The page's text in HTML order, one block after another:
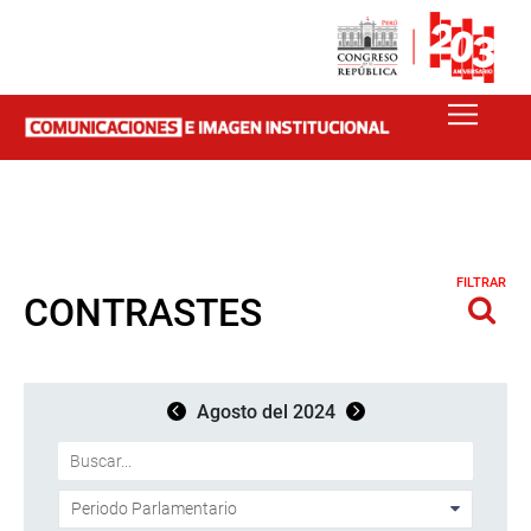
CONTRASTES
FILTRAR
Agosto del 2024